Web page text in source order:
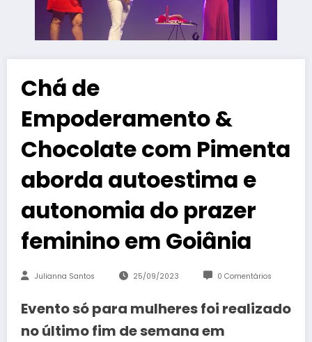
Chá de
Empoderamento &
Chocolate com Pimenta
aborda autoestima e
autonomia do prazer
feminino em Goiânia
Julianna Santos 25/09/2023 0 Comentários
Evento só para mulheres foi realizado
no último fim de semana em